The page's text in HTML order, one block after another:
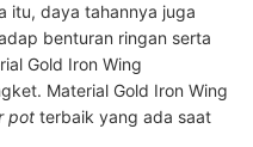
itu, daya tahannya juga
benturan ringan serta
Gold Iron Wing
Material Gold Iron Wing
pot terbaik yang ada saat